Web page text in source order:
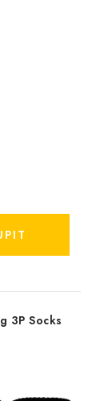
3P Socks